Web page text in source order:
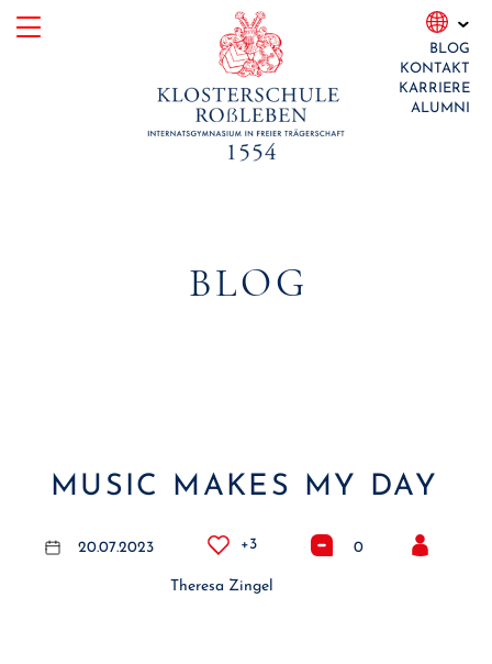
Skip
BLOG
KONTAKT
KARRIERE
ALUMNI
BLOG
MUSIC MAKES MY DAY
20.07.2023 +3 0
Theresa Zingel